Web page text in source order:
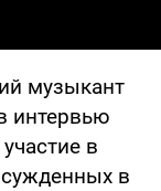
музыкант
интервью
в
в